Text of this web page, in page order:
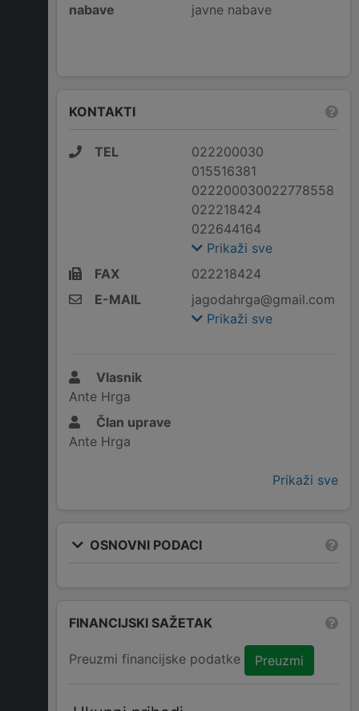
nabave
javne nabave
KONTAKTI
TEL
022200030
015516381
022200030022778558
022218424
022644164
Prikaži sve
FAX
022218424
E-MAIL
jagodahrga@gmail.com
Prikaži sve
Vlasnik
Ante Hrga
Član uprave
Ante Hrga
Prikaži sve
OSNOVNI PODACI
FINANCIJSKI SAŽETAK
Preuzmi financijske podatke Preuzmi